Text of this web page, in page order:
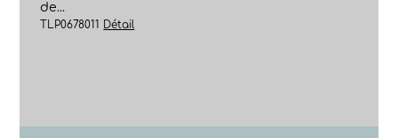
de...
TLP0678011 Détail